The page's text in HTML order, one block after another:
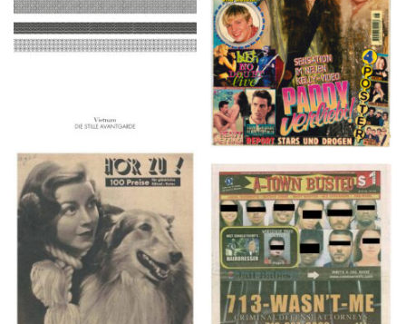
HÖR ZU! – 1949,
NUMMER 10, Woche
vom 27. Februar bis 05.
März
A-TOWN BUSTED –
8/15/16–9/1/16